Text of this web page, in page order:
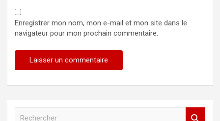
Enregistrer mon nom, mon e-mail et mon site dans le
navigateur pour mon prochain commentaire.